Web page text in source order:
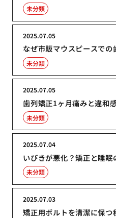
未分類
なぜ市販マウスピースで
2025.07.05
未分類
歯列矯正1ヶ月痛みと違和
2025.07.05
未分類
いびきが悪化？矯正と睡眠
2025.07.04
未分類
矯正用ボルトを清潔に保つ
2025.07.03